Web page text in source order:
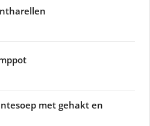
met gehakt en